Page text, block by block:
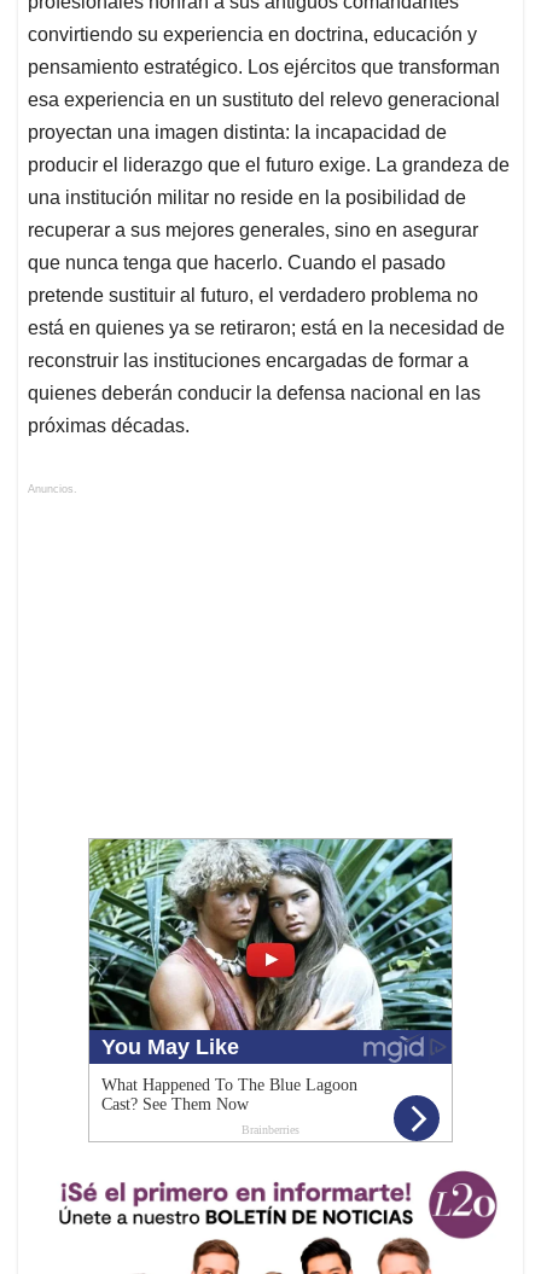
convirtiendo su experiencia en doctrina, educación y
pensamiento estratégico. Los ejércitos que transforman
esa experiencia en un sustituto del relevo generacional
proyectan una imagen distinta: la incapacidad de
producir el liderazgo que el futuro exige. La grandeza de
una institución militar no reside en la posibilidad de
recuperar a sus mejores generales, sino en asegurar
que nunca tenga que hacerlo. Cuando el pasado
pretende sustituir al futuro, el verdadero problema no
está en quienes ya se retiraron; está en la necesidad de
reconstruir las instituciones encargadas de formar a
quienes deberán conducir la defensa nacional en las
próximas décadas.
Anuncios.